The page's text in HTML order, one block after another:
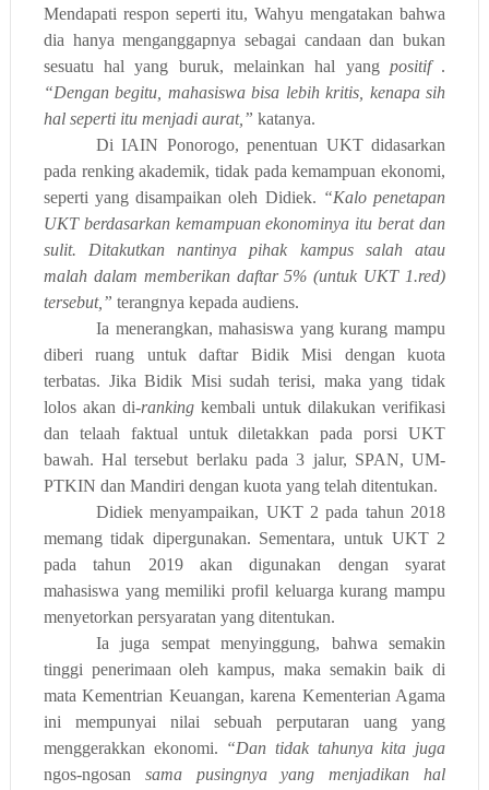
Mendapati respon seperti itu, Wahyu mengatakan bahwa
dia hanya menganggapnya sebagai candaan dan bukan
sesuatu hal yang buruk, melainkan hal yang positif.
“Dengan begitu, mahasiswa bisa lebih kritis, kenapa sih
hal seperti itu menjadi aurat,” katanya.
Di IAIN Ponorogo, penentuan UKT didasarkan
pada renking akademik, tidak pada kemampuan ekonomi,
seperti yang disampaikan oleh Didiek. “Kalo penetapan
UKT berdasarkan kemampuan ekonominya itu berat dan
sulit. Ditakutkan nantinya pihak kampus salah atau
malah dalam memberikan daftar 5% (untuk UKT 1.red)
tersebut,” terangnya kepada audiens.
Ia menerangkan, mahasiswa yang kurang mampu
diberi ruang untuk daftar Bidik Misi dengan kuota
terbatas. Jika Bidik Misi sudah terisi, maka yang tidak
lolos akan di-rankingkembali untuk dilakukan verifikasi
dan telaah faktual untuk diletakkan pada porsi UKT
bawah. Hal tersebut berlaku pada 3 jalur, SPAN, UM-
PTKIN dan Mandiri dengan kuota yang telah ditentukan.
Didiek menyampaikan, UKT 2 pada tahun 2018
memang tidak dipergunakan. Sementara, untuk UKT 2
pada tahun 2019 akan digunakan dengan syarat
mahasiswa yang memiliki profil keluarga kurang mampu
menyetorkan persyaratan yang ditentukan.
Ia juga sempat menyinggung, bahwa semakin
tinggi penerimaan oleh kampus, maka semakin baik di
mata Kementrian Keuangan, karena Kementerian Agama
ini mempunyai nilai sebuah perputaran uang yang
menggerakkan ekonomi. “Dan tidak tahunya kita juga
ngos-ngosan sama pusingnya yang menjadikan hal